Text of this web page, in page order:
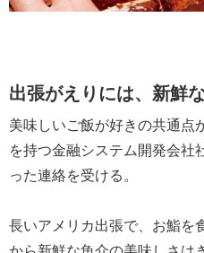
出張がえりには、新鮮
美味しいご飯が好きの共通点
を持つ金融システム開発会社
った連絡を受ける。
長いアメリカ出張で、お鮨を